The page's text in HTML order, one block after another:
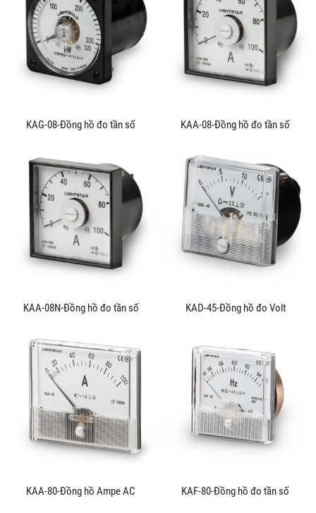
KAG-08-Đồng hồ đo tần số KAA-08-Đồng hồ đo tần số
KAA-08N-Đồng hồ đo tần số KAD-45-Đồng hồ đo Volt
KAA-80-Đồng hồ Ampe AC KAF-80-Đồng hồ đo tần số